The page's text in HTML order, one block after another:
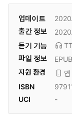
업데이트
출간 정보
듣기 기능
파일 정보
EPUB
지원 환경
앱
ISBN
UCI
-